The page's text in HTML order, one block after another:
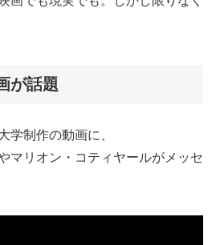
が話題
学制作の動画に、
マリオン・コティヤールがメッセ